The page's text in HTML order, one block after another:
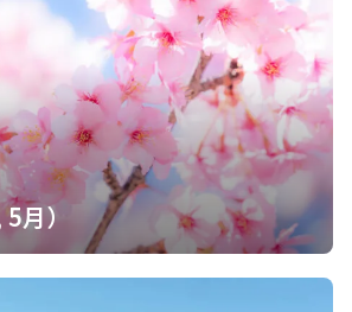
で、クセはなくヌルっとするお湯。少し熱
こはリピートしたい。一見すると小さめな
呂は意外と広い。シャンプーや石鹸の備え
買うか持参で
月）